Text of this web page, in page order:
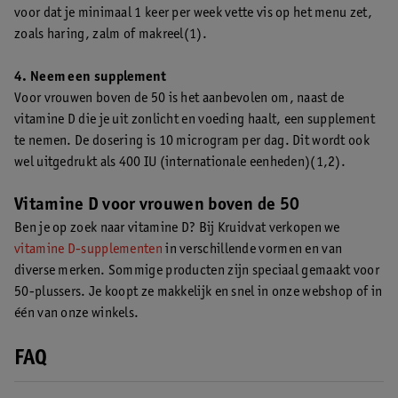
voor dat je minimaal 1 keer per week vette vis op het menu zet,
zoals haring, zalm of makreel(1).
4. Neem een supplement
Voor vrouwen boven de 50 is het aanbevolen om, naast de
vitamine D die je uit zonlicht en voeding haalt, een supplement
te nemen. De dosering is 10 microgram per dag. Dit wordt ook
wel uitgedrukt als 400 IU (internationale eenheden)(1,2).
Vitamine D voor vrouwen boven de 50
Ben je op zoek naar vitamine D? Bij Kruidvat verkopen we
vitamine D-supplementen in verschillende vormen en van
diverse merken. Sommige producten zijn speciaal gemaakt voor
50-plussers. Je koopt ze makkelijk en snel in onze webshop of in
één van onze winkels.
FAQ